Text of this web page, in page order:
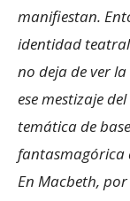
manifiestan.
identidad
no deja de ver
ese mestizaje
temática de
fantasmagórica
En Macbeth,